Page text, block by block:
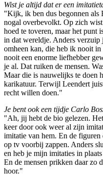
Wist je altijd dat er een
"Kijk, ik ben dus begonnen als
nogal overbevolkt. Op zich
hoed te toveren, maar het punt
in dat wereldje. Anders
omheen kan, die heb ik nooit
nooit een enorme liefhebber
je al. Dat ruiken de mensen.
Maar die is nauwelijks te doen
karikatuur. Terwijl Leendert
recht willen doen."
Je bent ook een tijdje Carlo
"Ah, jij hebt de bio gelezen.
keer door ook weer al zijn
imitatie van hem. En de
op tv voorbij zappen. Anders
en heb je mijn imitaties in
En de mensen prikken daar zo
hoor."